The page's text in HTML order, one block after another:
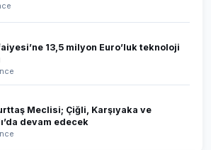
13,5 milyon Euro’luk teknoloji
Meclisi; Çiğli, Karşıyaka ve
devam edecek